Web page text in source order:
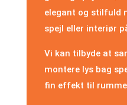
elegant og stilfuld
spejl eller interiør
Vi kan tilbyde at
montere lys bag
fin effekt til